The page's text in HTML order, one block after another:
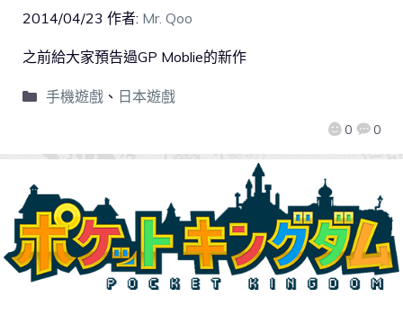
2014/04/23 作者: Mr. Qoo
0 0
之前給大家預告過GP Moblie的新作
手機遊戲、 日本遊戲